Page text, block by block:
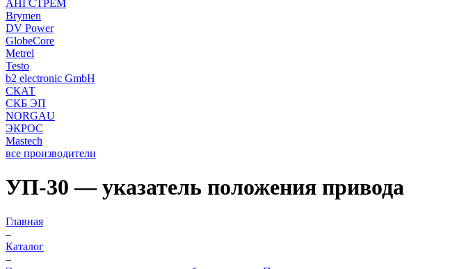
АНГСТРЕМ
Brymen
DV Power
GlobeCore
Metrel
Testo
b2 electronic GmbH
СКАТ
СКБ ЭП
NORGAU
ЭКРОС
Mastech
все производители
УП-30 — указатель положения привода
Главная
–
Каталог
–